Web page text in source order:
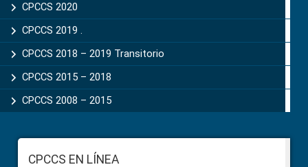
CPCCS 2020
CPCCS 2019 .
CPCCS 2018 – 2019 Transitorio
CPCCS 2015 – 2018
CPCCS 2008 – 2015
FooterCPCCS EN LÍNEA